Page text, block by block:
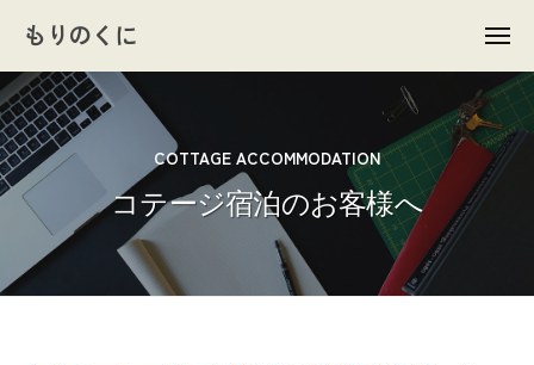
テ
ン
ツ
へ
もりのくに メ
ュ
ー
COTTAGE ACCOMMODATION
コテージ宿泊のお客様へ
ー